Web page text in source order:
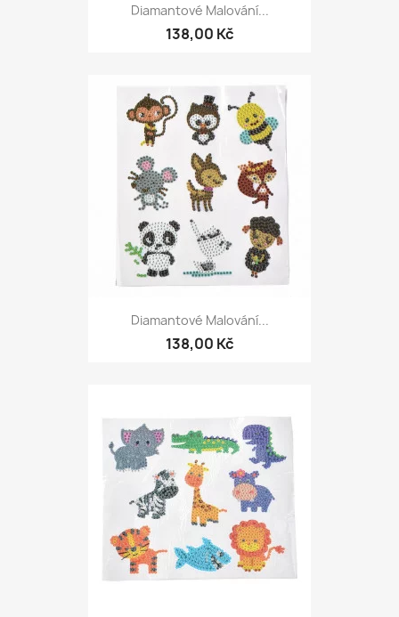
Diamantové Malování...
138,00 Kč
Diamantové Malování...
138,00 Kč